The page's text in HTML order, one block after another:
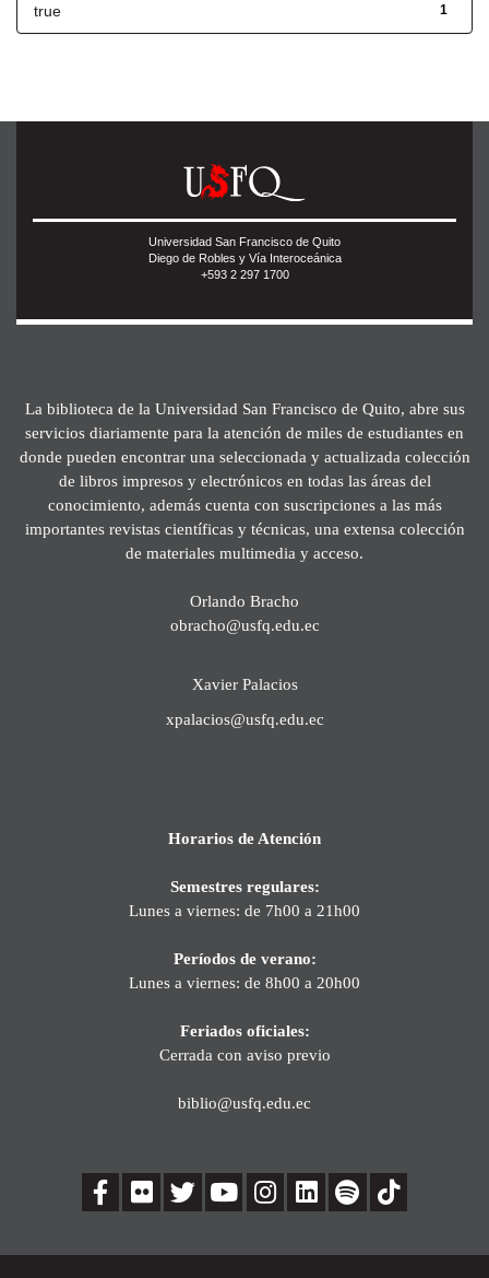
1
true
Universidad San Francisco de Quito
Diego de Robles y Vía Interoceánica
+593 2 297 1700
La biblioteca de la Universidad San Francisco de Quito, abre sus
servicios diariamente para la atención de miles de estudiantes en
donde pueden encontrar una seleccionada y actualizada colección
de libros impresos y electrónicos en todas las áreas del
conocimiento, además cuenta con suscripciones a las más
importantes revistas científicas y técnicas, una extensa colección
de materiales multimedia y acceso.
Orlando Bracho
obracho@usfq.edu.ec
Xavier Palacios
xpalacios@usfq.edu.ec
Horarios de Atención
Semestres regulares:
Lunes a viernes: de 7h00 a 21h00
Períodos de verano:
Lunes a viernes: de 8h00 a 20h00
Feriados oficiales:
Cerrada con aviso previo
biblio@usfq.edu.ec